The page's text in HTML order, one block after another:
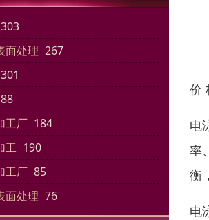
303
面处理 267
301
88
工厂 184
工 190
工厂 85
面处理 76
价
电
率
衡
电